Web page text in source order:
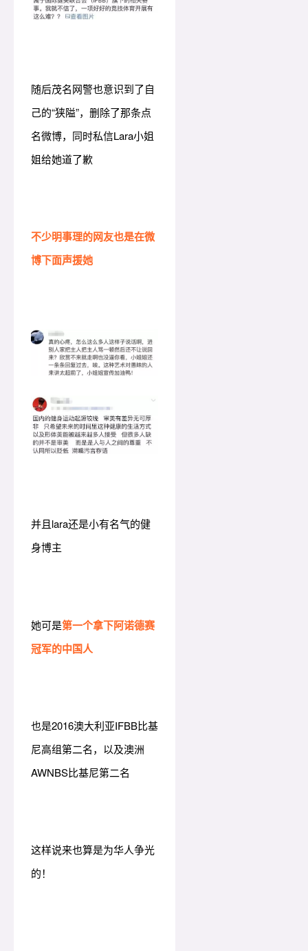
随后茂名网警也意识到了自
己的“狭隘”，删除了那条点
名微博，同时私信Lara小姐
姐给她道了歉
不少明事理的网友也是在微
博下面声援她
并且lara还是小有名气的健
身博主
她可是第一个拿下阿诺德赛
冠军的中国人
也是2016澳大利亚IFBB比基
尼高组第二名，以及澳洲
AWNBS比基尼第二名
这样说来也算是为华人争光
的！